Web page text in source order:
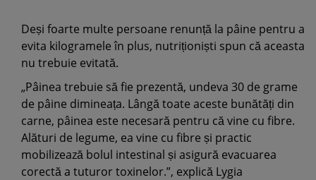
Deși foarte multe persoane renunță la pâine pentru a
evita kilogramele în plus, nutriționiști spun că aceasta
nu trebuie evitată.
„Pâinea trebuie să fie prezentă, undeva 30 de grame
de pâine dimineața. Lângă toate aceste bunătăți din
carne, pâinea este necesară pentru că vine cu fibre.
Alături de legume, ea vine cu fibre și practic
mobilizează bolul intestinal și asigură evacuarea
corectă a tuturor toxinelor.”, explică Lygia